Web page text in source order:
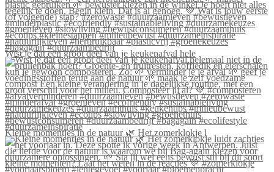
Wist je dat een groot deel van je keukenafval hele
Kleine momentjes in de natuur 🌿 Het zomerklokje l